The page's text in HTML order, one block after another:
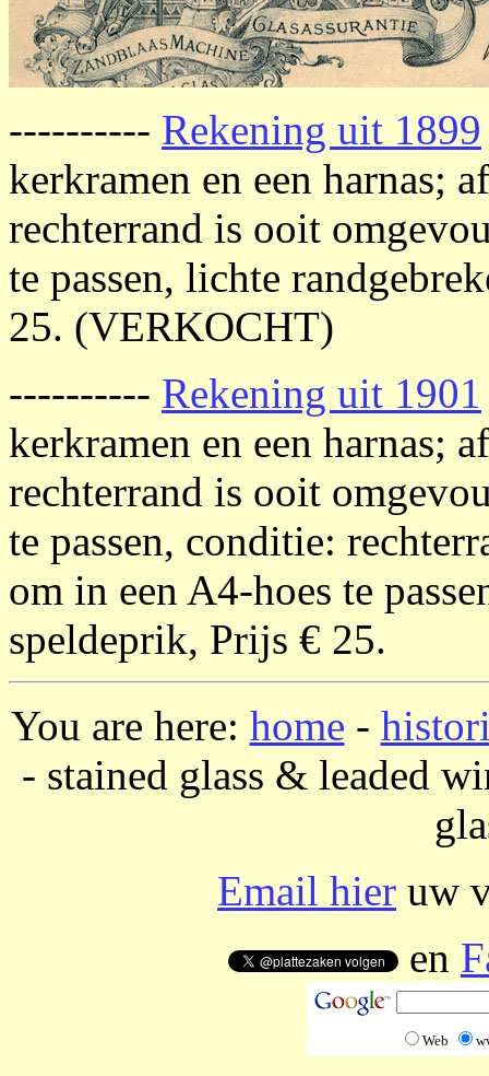
---------- Rekening uit 1899
kerkramen en een harnas;
rechterrand is ooit
te passen, lichte
25. (VERKOCHT)
---------- Rekening uit 1901
kerkramen en een harnas;
rechterrand is ooit
te passen, conditie:
om in een A4-hoes te
speldeprik, Prijs € 25.
You are here: home -
- stained glass & leaded
Email hier uw
en
Web